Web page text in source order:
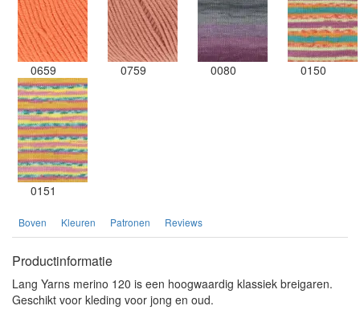
0659 0759 0080 0150
0151
Boven Kleuren Patronen Reviews
Productinformatie
Lang Yarns merino 120 is een hoogwaardig klassiek breigaren.
Geschikt voor kleding voor jong en oud.